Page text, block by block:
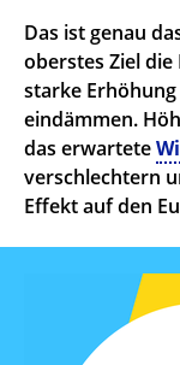
Das ist genau
oberstes Ziel
starke
eindämmen.
das erwartete
verschlechtern
Effekt auf den